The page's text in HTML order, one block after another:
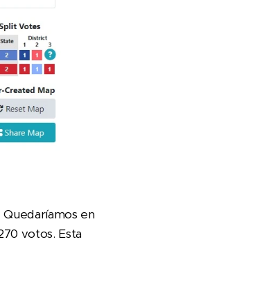
Quedaríamos en
votos. Esta